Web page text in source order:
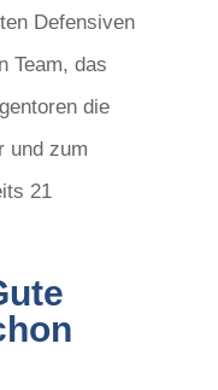
Defensiven
Team, das
die
und zum
21